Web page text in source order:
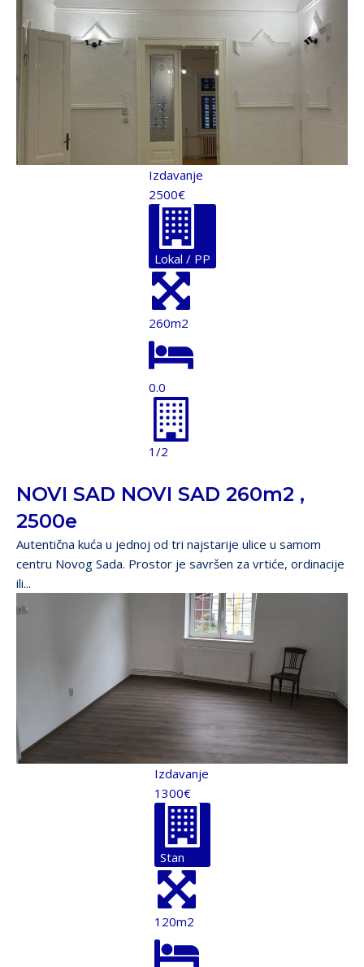
Izdavanje
2500€
Lokal / PP
260m2
0.0
1/2
NOVI SAD NOVI SAD 260m2 ,
2500e
Autentična kuća u jednoj od tri najstarije ulice u samom
centru Novog Sada. Prostor je savršen za vrtiće, ordinacije
ili...
Izdavanje
1300€
Stan
120m2